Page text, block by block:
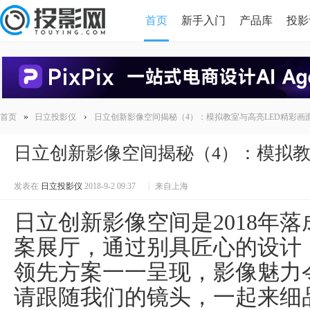
首页 新手入门 产品库 投
HDMI版本对比
首页 » 日立投影仪 › 日立创新影像空间揭秘（4）：模拟教室与高亮LED精彩画
日立创新影像空间揭秘（4）：模拟
发表在 日立投影仪 2018-9-2 09:37 来自上海
日立创新影像空间是2018年
案展厅，通过别具匠心的设
领先方案一一呈现，影像魅力
请跟随我们的镜头，一起来